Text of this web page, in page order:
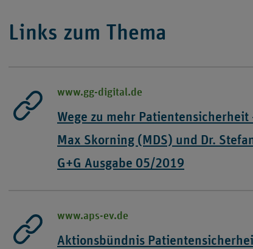
Links zum Thema
www.gg-digital.de
Wege zu mehr Patientensicherheit
Max Skorning (MDS) und Dr.
G+G Ausgabe 05/2019
Link,
www.aps-ev.de
Aktionsbündnis